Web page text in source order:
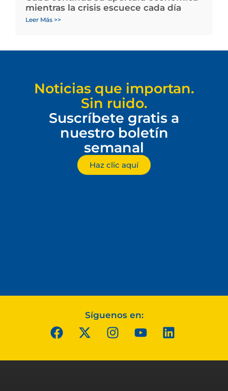
mientras la crisis escuece cada día
Leer Más >>
Noticias que importan.
Sin ruido.
Suscríbete gratis a
nuestro boletín
semanal
Haz clic aquí
Síguenos en: